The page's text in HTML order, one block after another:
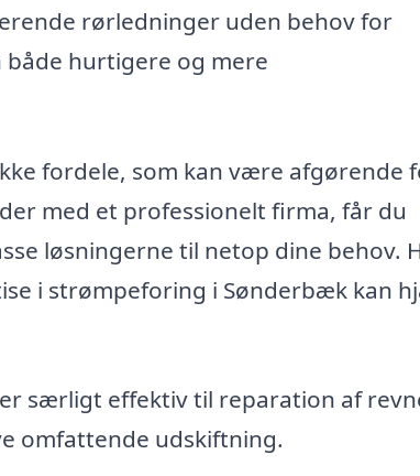
rørledninger uden behov for
hurtigere og mere
fordele, som kan være afgørende
med et professionelt firma, får du
løsningerne til netop dine behov.
i strømpeforing i Sønderbæk kan
særligt effektiv til reparation af
omfattende udskiftning.